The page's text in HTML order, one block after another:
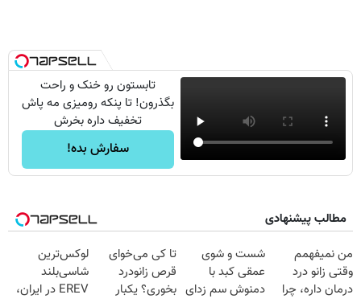
تابستون رو خنک و راحت
بگذرون! تا پنکه رومیزی مه پاش
تخفیف داره بخرش
سفارش بده!
مطالب پیشنهادی
من نمیفهمم
وقتی زانو درد
درمان داره، چرا
شست و شوی
عمقی کبد با
دمنوش سم زدای
تا کی می‌خوای
قرص زانودرد
بخوری؟ یکبار
لوکس‌ترین
شاسی‌بلند
EREV در ایران،